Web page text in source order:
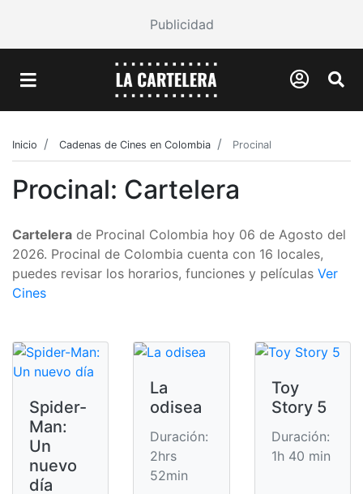
Publicidad
Inicio Cadenas de Cines en Colombia Procinal
Procinal: Cartelera
Cartelera de Procinal Colombia hoy 06 de Agosto del
2026. Procinal de Colombia cuenta con 16 locales,
puedes revisar los horarios, funciones y películas Ver
Cines
Spider-
Man:
Un
nuevo
día
La
odisea
Duración:
2hrs
52min
Toy
Story 5
Duración:
1h 40 min